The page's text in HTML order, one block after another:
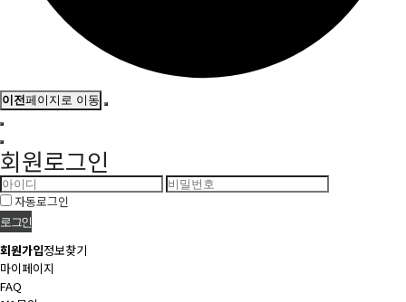
이전페이지로 이동
회원로그인
자동로그인
회원가입정보찾기
마이페이지
FAQ